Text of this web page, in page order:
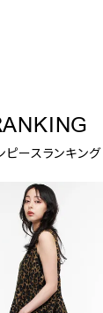
ピースランキング